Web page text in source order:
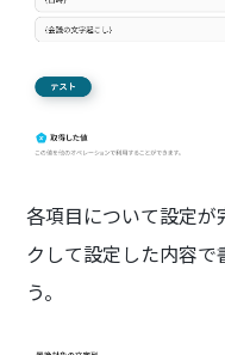
各項目について設定
クして設定した内容
う。